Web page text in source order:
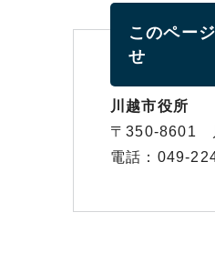
このペー
せ
川越市役所
〒350-8601
電話：049-